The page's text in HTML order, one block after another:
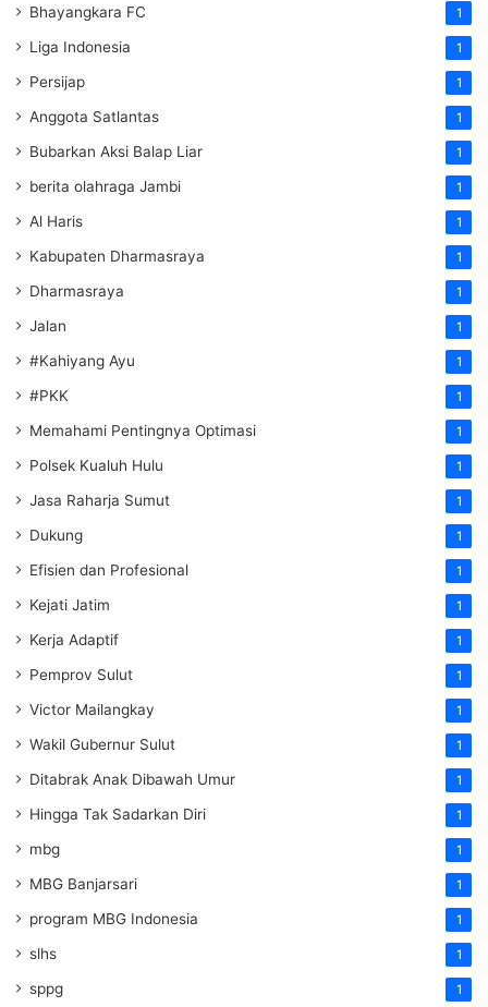
Bhayangkara FC 1
Liga Indonesia 1
Persijap 1
Anggota Satlantas 1
Bubarkan Aksi Balap Liar 1
berita olahraga Jambi 1
Al Haris 1
Kabupaten Dharmasraya 1
Dharmasraya 1
Jalan 1
#Kahiyang Ayu 1
#PKK 1
Memahami Pentingnya Optimasi 1
Polsek Kualuh Hulu 1
Jasa Raharja Sumut 1
Dukung 1
Efisien dan Profesional 1
Kejati Jatim 1
Kerja Adaptif 1
Pemprov Sulut 1
Victor Mailangkay 1
Wakil Gubernur Sulut 1
Ditabrak Anak Dibawah Umur 1
Hingga Tak Sadarkan Diri 1
mbg 1
MBG Banjarsari 1
program MBG Indonesia 1
slhs 1
sppg 1